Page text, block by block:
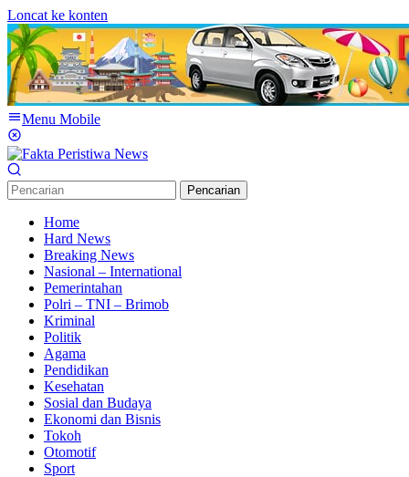
Loncat ke konten
Menu Mobile
Pencarian
Home
Hard News
Breaking News
Nasional – International
Pemerintahan
Polri – TNI – Brimob
Kriminal
Politik
Agama
Pendidikan
Kesehatan
Sosial dan Budaya
Ekonomi dan Bisnis
Tokoh
Otomotif
Sport